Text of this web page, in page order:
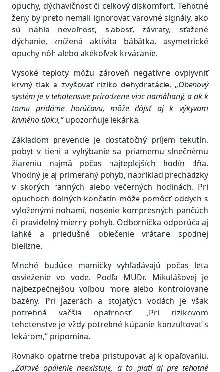
opuchy, dýchavičnosť či celkový diskomfort. Tehotné
ženy by preto nemali ignorovať varovné signály, ako
sú náhla nevoľnosť, slabosť, závraty, sťažené
dýchanie, znížená aktivita bábätka, asymetrické
opuchy nôh alebo akékoľvek krvácanie.
Vysoké teploty môžu zároveň negatívne ovplyvniť
krvný tlak a zvyšovať riziko dehydratácie. „Obehový
systém je v tehotenstve prirodzene viac namáhaný, a ak k
tomu pridáme horúčavu, môže dôjsť aj k výkyvom
krvného tlaku,“upozorňuje lekárka.
Základom prevencie je dostatočný príjem tekutín,
pobyt v tieni a vyhýbanie sa priamemu slnečnému
žiareniu najmä počas najteplejších hodín dňa.
Vhodný je aj primeraný pohyb, napríklad prechádzky
v skorých ranných alebo večerných hodinách. Pri
opuchoch dolných končatín môže pomôcť oddych s
vyloženými nohami, nosenie kompresných pančúch
či pravidelný mierny pohyb. Odborníčka odporúča aj
ľahké a priedušné oblečenie vrátane spodnej
bielizne.
Mnohé budúce mamičky vyhľadávajú počas leta
osvieženie vo vode. Podľa MUDr. Mikulášovej je
najbezpečnejšou voľbou more alebo kontrolované
bazény. Pri jazerách a stojatých vodách je však
potrebná väčšia opatrnosť. „Pri rizikovom
tehotenstve je vždy potrebné kúpanie konzultovať s
lekárom,“ pripomína.
Rovnako opatrne treba pristupovať aj k opaľovaniu.
„Zdravé opálenie neexistuje, a to platí aj pre tehotné